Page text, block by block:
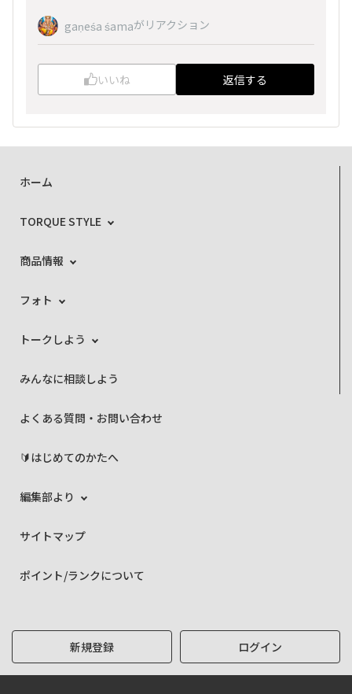
gaṇeśa śamaがリアクション
いいね 返信する
ホーム
TORQUE STYLE
商品情報
フォト
トークしよう
みんなに相談しよう
よくある質問・お問い合わせ
🔰はじめてのかたへ
編集部より
サイトマップ
ポイント/ランクについて
新規登録 ログイン